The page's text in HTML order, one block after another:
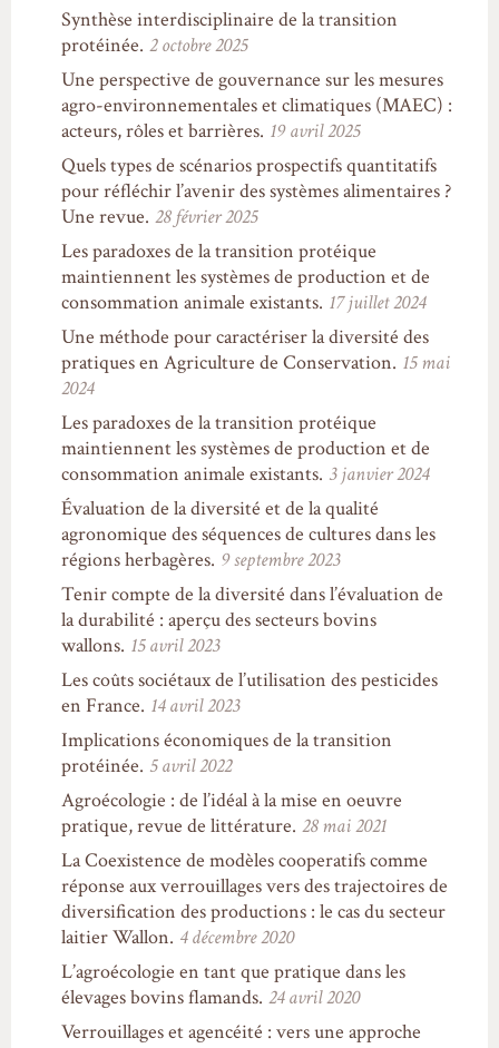
Synthèse interdisciplinaire de la transition
protéinée. 2 octobre 2025
Une perspective de gouvernance sur les mesures
agro-environnementales et climatiques (MAEC) :
acteurs, rôles et barrières. 19 avril 2025
Quels types de scénarios prospectifs quantitatifs
pour réfléchir l’avenir des systèmes alimentaires ?
Une revue. 28 février 2025
Les paradoxes de la transition protéique
maintiennent les systèmes de production et de
consommation animale existants. 17 juillet 2024
Une méthode pour caractériser la diversité des
pratiques en Agriculture de Conservation. 15 mai
2024
Les paradoxes de la transition protéique
maintiennent les systèmes de production et de
consommation animale existants. 3 janvier 2024
Évaluation de la diversité et de la qualité
agronomique des séquences de cultures dans les
régions herbagères. 9 septembre 2023
Tenir compte de la diversité dans l’évaluation de
la durabilité : aperçu des secteurs bovins
wallons. 15 avril 2023
Les coûts sociétaux de l’utilisation des pesticides
en France. 14 avril 2023
Implications économiques de la transition
protéinée. 5 avril 2022
Agroécologie : de l’idéal à la mise en oeuvre
pratique, revue de littérature. 28 mai 2021
La Coexistence de modèles cooperatifs comme
réponse aux verrouillages vers des trajectoires de
diversification des productions : le cas du secteur
laitier Wallon. 4 décembre 2020
L’agroécologie en tant que pratique dans les
élevages bovins flamands. 24 avril 2020
Verrouillages et agencéité : vers une approche